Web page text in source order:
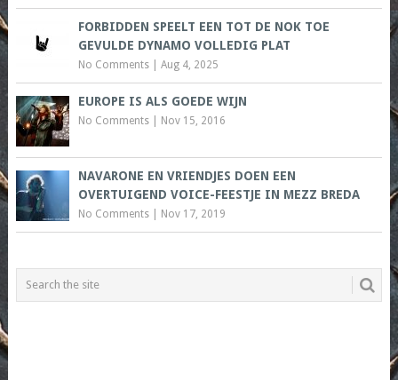
FORBIDDEN SPEELT EEN TOT DE NOK TOE
GEVULDE DYNAMO VOLLEDIG PLAT
No Comments| Aug 4, 2025
EUROPE IS ALS GOEDE WIJN
No Comments| Nov 15, 2016
NAVARONE EN VRIENDJES DOEN EEN
OVERTUIGEND VOICE-FEESTJE IN MEZZ BREDA
No Comments| Nov 17, 2019